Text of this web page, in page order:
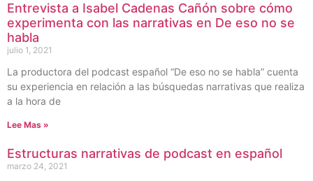
Entrevista a Isabel Cadenas Cañón sobre cómo
experimenta con las narrativas en De eso no se
habla
julio 1, 2021
La productora del podcast español “De eso no se habla” cuenta
su experiencia en relación a las búsquedas narrativas que realiza
a la hora de
Lee Mas »
Estructuras narrativas de podcast en español
marzo 24, 2021